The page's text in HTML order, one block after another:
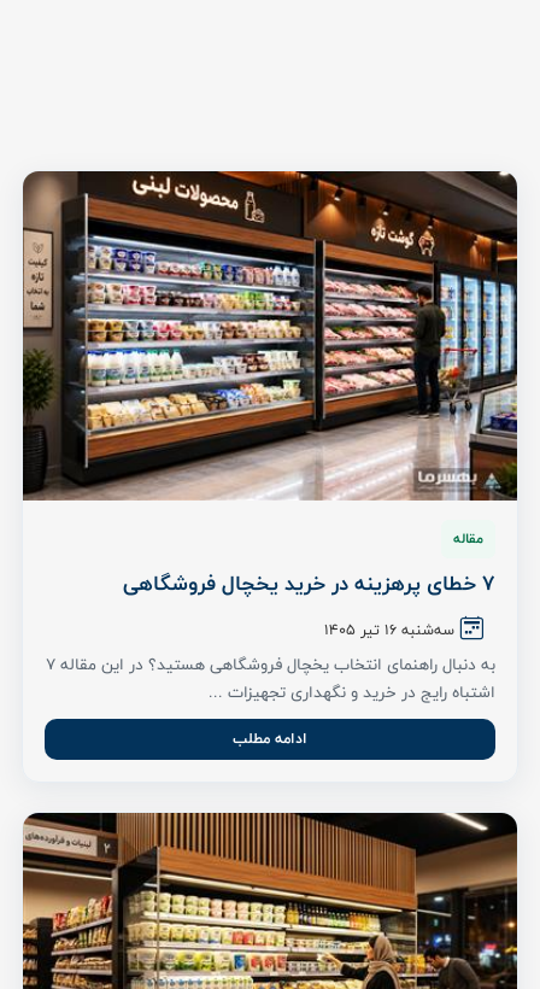
مقاله
7 خطای پرهزینه در خرید یخچال فروشگاهی
سه‌شنبه 16 تیر ۱۴۰۵
به دنبال راهنمای انتخاب یخچال فروشگاهی هستید؟ در این مقاله ۷
اشتباه رایج در خرید و نگهداری تجهیزات ...
ادامه مطلب